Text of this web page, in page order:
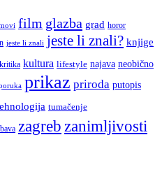
film glazba grad horor
jeste li znali jeste li znali? knjige
kritika kultura lifestyle najava neobično
prikaz priroda putopis
tumačenje
zagreb zanimljivosti